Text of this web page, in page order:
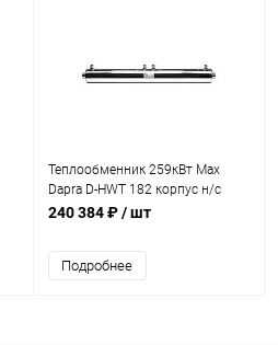
Теплообменник 259кВт Max
Dapra D-HWT 182 корпус н/с
спираль н/с AISI 316 (100131)
240 384 ₽/ шт
Подробнее